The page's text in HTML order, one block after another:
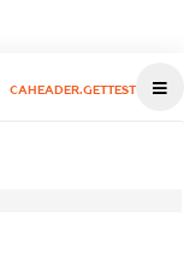
CAHEADER.GETTEST